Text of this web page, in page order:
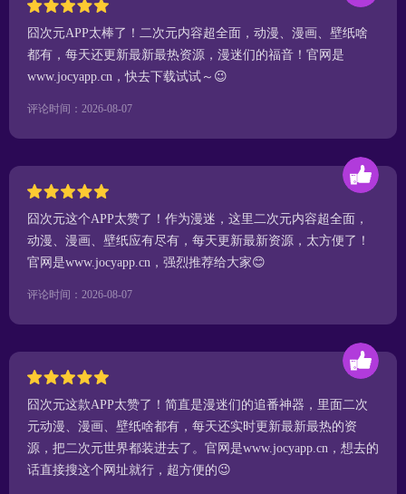
囧次元APP太棒了！二次元内容超全面，动漫、漫画、壁纸啥
都有，每天还更新最新最热资源，漫迷们的福音！官网是
www.jocyapp.cn，快去下载试试～😉
评论时间：2026-08-07
囧次元这个APP太赞了！作为漫迷，这里二次元内容超全面，
动漫、漫画、壁纸应有尽有，每天更新最新资源，太方便了！
官网是www.jocyapp.cn，强烈推荐给大家😊
评论时间：2026-08-07
囧次元这款APP太赞了！简直是漫迷们的追番神器，里面二次
元动漫、漫画、壁纸啥都有，每天还实时更新最新最热的资
源，把二次元世界都装进去了。官网是www.jocyapp.cn，想去的
话直接搜这个网址就行，超方便的😉